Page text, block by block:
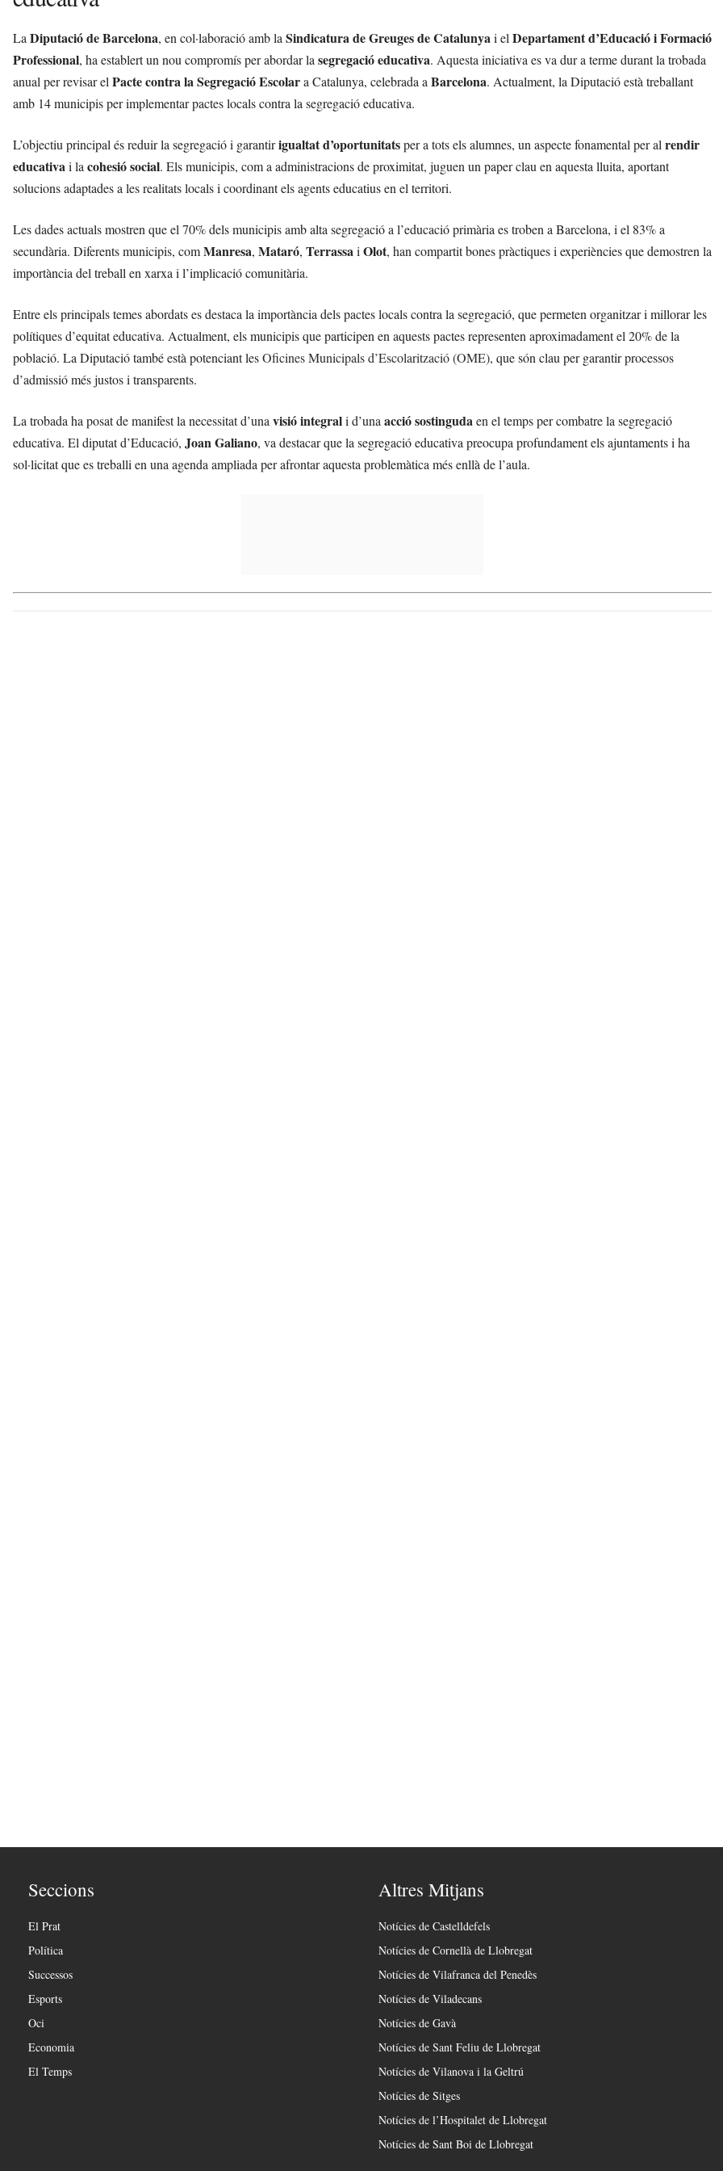
LaDiputació de Barcelona, en col·laboració amb laSindicatura de Greuges de Catalunyai elDepartament d’Educació i Formació
Professional, ha establert un nou compromís per abordar lasegregació educativa. Aquesta iniciativa es va dur a terme durant la trobada
anual per revisar elPacte contra la Segregació Escolara Catalunya, celebrada aBarcelona. Actualment, la Diputació està treballant
amb 14 municipis per implementar pactes locals contra la segregació educativa.
L’objectiu principal és reduir la segregació i garantirigualtat d’oportunitatsper a tots els alumnes, un aspecte fonamental per alrendir
educativai lacohesió social. Els municipis, com a administracions de proximitat, juguen un paper clau en aquesta lluita, aportant
solucions adaptades a les realitats locals i coordinant els agents educatius en el territori.
Les dades actuals mostren que el 70% dels municipis amb alta segregació a l’educació primària es troben a Barcelona, i el 83% a
secundària. Diferents municipis, comManresa, Mataró, TerrassaiOlot, han compartit bones pràctiques i experiències que demostren la
importància del treball en xarxa i l’implicació comunitària.
Entre els principals temes abordats es destaca la importància dels pactes locals contra la segregació, que permeten organitzar i millorar les
polítiques d’equitat educativa. Actualment, els municipis que participen en aquests pactes representen aproximadament el 20% de la
població. La Diputació també està potenciant lesOficines Municipals d’Escolarització (OME), que són clau per garantir processos
d’admissió més justos i transparents.
La trobada ha posat de manifest la necessitat d’unavisió integrali d’unaacció sostingudaen el temps per combatre la segregació
educativa. El diputat d’Educació, Joan Galiano, va destacar que la segregació educativa preocupa profundament els ajuntaments i ha
sol·licitat que es treballi en una agenda ampliada per afrontar aquesta problemàtica més enllà de l’aula.
Seccions
El Prat
Política
Successos
Esports
Oci
Economia
El Temps
Altres Mitjans
Notícies de Castelldefels
Notícies de Cornellà de Llobregat
Notícies de Vilafranca del Penedès
Notícies de Viladecans
Notícies de Gavà
Notícies de Sant Feliu de Llobregat
Notícies de Vilanova i la Geltrú
Notícies de Sitges
Notícies de l’Hospitalet de Llobregat
Notícies de Sant Boi de Llobregat